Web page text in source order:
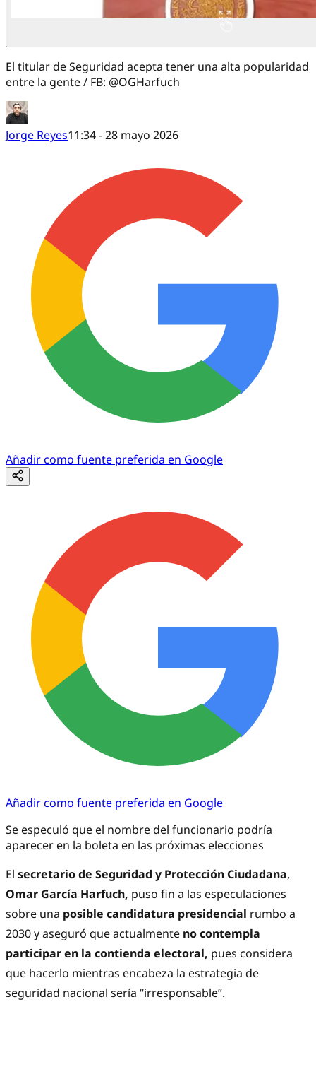
El titular de Seguridad acepta tener una alta popularidad
entre la gente / FB: @OGHarfuch
Jorge Reyes11:34 - 28 mayo 2026
Añadir como fuente preferida en Google
Añadir como fuente preferida en Google
Se especuló que el nombre del funcionario podría
aparecer en la boleta en las próximas elecciones
El secretario de Seguridad y Protección Ciudadana,
Omar García Harfuch, puso fin a las especulaciones
sobre una posible candidatura presidencial rumbo a
2030 y aseguró que actualmente no contempla
participar en la contienda electoral, pues considera
que hacerlo mientras encabeza la estrategia de
seguridad nacional sería “irresponsable”.